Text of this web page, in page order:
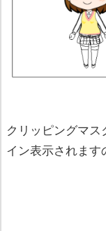
クリッピングマ
イン表示されます